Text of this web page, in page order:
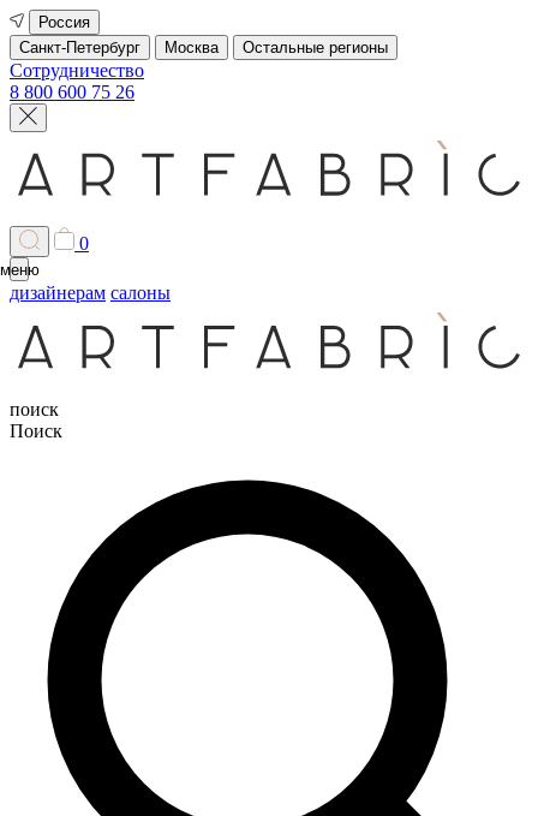
Россия
Санкт-Петербург
Москва Остальные регионы
Сотрудничество
8 800 600 75 26
0
меню
дизайнерам салоны
поиск
Поиск